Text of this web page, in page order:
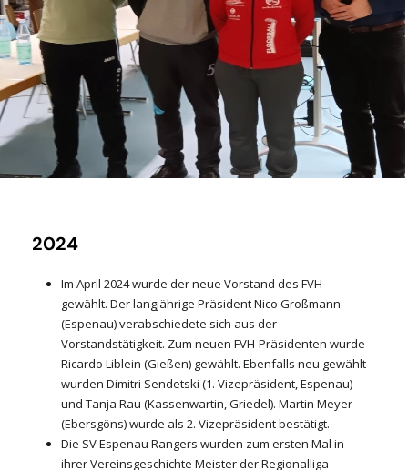
2024
Im April 2024 wurde der neue Vorstand des FVH
gewählt. Der langjährige Präsident Nico Großmann
(Espenau) verabschiedete sich aus der
Vorstandstätigkeit. Zum neuen FVH-Präsidenten wurde
Ricardo Liblein (Gießen) gewählt. Ebenfalls neu gewählt
wurden Dimitri Sendetski (1. Vizepräsident, Espenau)
und Tanja Rau (Kassenwartin, Griedel). Martin Meyer
(Ebersgöns) wurde als 2. Vizepräsident bestätigt.
Die SV Espenau Rangers wurden zum ersten Mal in
ihrer Vereinsgeschichte Meister der Regionalliga